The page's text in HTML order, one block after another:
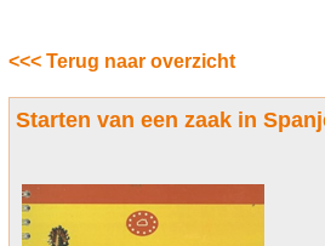
<<< Terug naar overzicht
Starten van een zaak in